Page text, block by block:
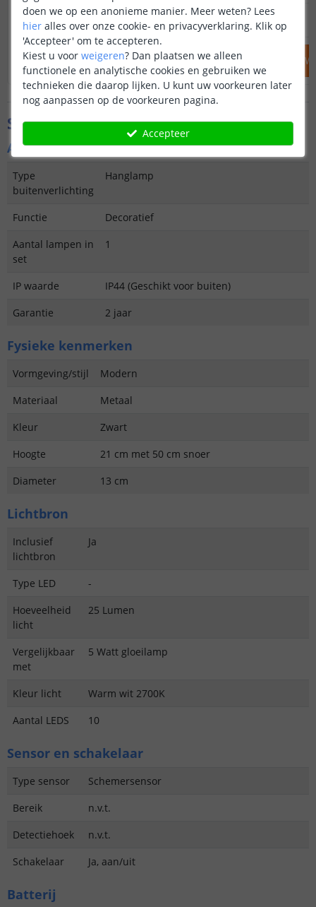
OP VOORRAAD 12,95
IN WINKELWAGEN
OP VOORRAAD
IN
Specificaties
Algemene kenmerken
Type
buitenverlichting
Hanglamp
Functie
Decoratief
Aantal lampen in
set
1
IP waarde
IP44 (Geschikt voor buiten)
Garantie
2 jaar
Fysieke kenmerken
Vormgeving/stijl
Modern
Materiaal
Metaal
Kleur
Zwart
Hoogte
21 cm met 50 cm snoer
Diameter
13 cm
Lichtbron
Inclusief
lichtbron
Ja
Type LED
-
Hoeveelheid
licht
25 Lumen
Vergelijkbaar
met
5 Watt gloeilamp
Kleur licht
Warm wit 2700K
Aantal LEDS
10
Sensor en schakelaar
Type sensor
Schemersensor
Bereik
n.v.t.
Detectiehoek
n.v.t.
Schakelaar
Ja, aan/uit
Batterij
doen we op een anonieme manier. Meer weten? Lees
hier alles over onze cookie- en privacyverklaring. Klik op
'Accepteer' om te accepteren.
Kiest u voor weigeren? Dan plaatsen we alleen
functionele en analytische cookies en gebruiken we
technieken die daarop lijken. U kunt uw voorkeuren later
nog aanpassen op de voorkeuren pagina.
Accepteer